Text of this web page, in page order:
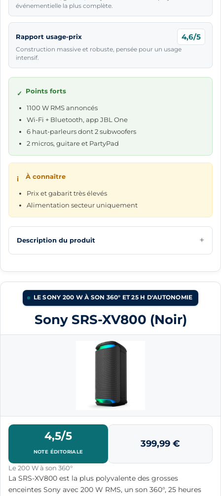
événementielle la plus complète.
Rapport usage-prix 4,6/5
Construction massive et robuste, pensée pour un usage
intensif.
✓ Points forts
1100 W RMS annoncés
Wi-Fi + Bluetooth, app JBL One
6 haut-parleurs dont 2 subwoofers
2 micros, guitare et PartyPad
i À connaître
Prix et gabarit très élevés
Alimentation secteur uniquement
Description du produit
LE SONY 200 W À SON 360° ET 25 H D'AUTONOMIE
Sony SRS-XV800 (Noir)
4,5/5
NOTE ÉDITORIALE
399,99 €
Le 200 W à son 360°
La SRS-XV800 est la plus polyvalente des grosses
enceintes Sony avec 200 W RMS, un son 360°, 25 heures